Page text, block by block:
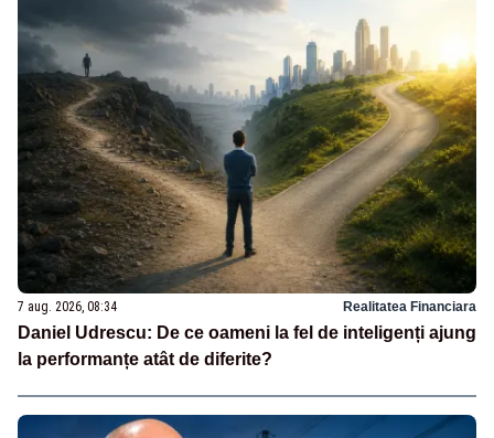
7 aug. 2026, 08:34 Realitatea Financiara
Daniel Udrescu: De ce oameni la fel de inteligenți ajung
la performanțe atât de diferite?